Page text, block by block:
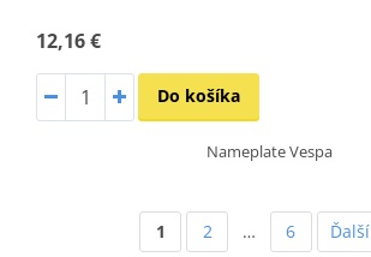
12,16 €
Do košíka
Nameplate Vespa
1 2 … 6 Ďalší